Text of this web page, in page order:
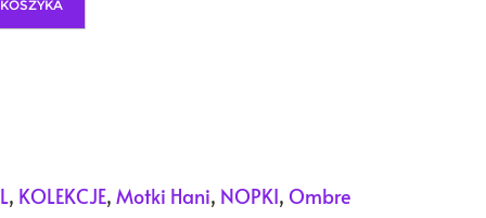
, KOLEKCJE, Motki Hani, NOPKI, Ombre